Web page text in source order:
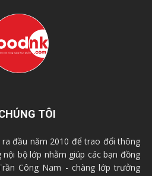
TÔI
đầu năm 2010 để trao đổi thông
bộ lớp nhằm giúp các bạn đồng
Công Nam - chàng lớp trưởng